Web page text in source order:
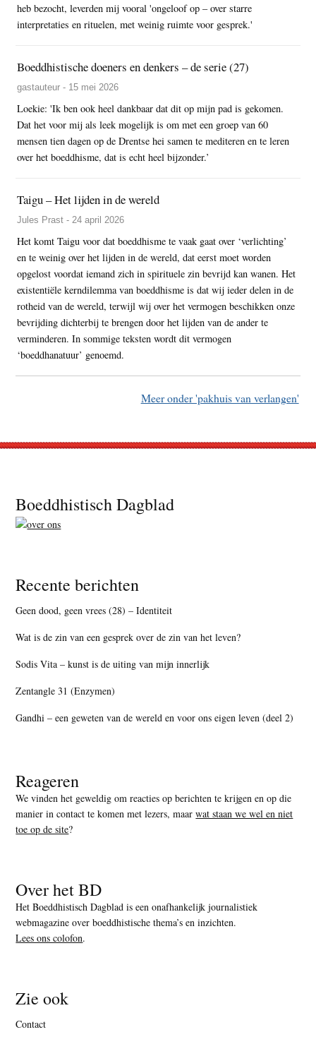
heb bezocht, leverden mij vooral 'ongeloof op – over starre
interpretaties en rituelen, met weinig ruimte voor gesprek.'
Boeddhistische doeners en denkers – de serie (27)
gastauteur - 15 mei 2026
Loekie: 'Ik ben ook heel dankbaar dat dit op mijn pad is gekomen.
Dat het voor mij als leek mogelijk is om met een groep van 60
mensen tien dagen op de Drentse hei samen te mediteren en te leren
over het boeddhisme, dat is echt heel bijzonder.’
Taigu – Het lijden in de wereld
Jules Prast - 24 april 2026
Het komt Taigu voor dat boeddhisme te vaak gaat over ‘verlichting’
en te weinig over het lijden in de wereld, dat eerst moet worden
opgelost voordat iemand zich in spirituele zin bevrijd kan wanen. Het
existentiële kerndilemma van boeddhisme is dat wij ieder delen in de
rotheid van de wereld, terwijl wij over het vermogen beschikken onze
bevrijding dichterbij te brengen door het lijden van de ander te
verminderen. In sommige teksten wordt dit vermogen
‘boeddhanatuur’ genoemd.
Meer onder 'pakhuis van verlangen'
Footer
Boeddhistisch Dagblad
Recente berichten
Geen dood, geen vrees (28) – Identiteit
Wat is de zin van een gesprek over de zin van het leven?
Sodis Vita – kunst is de uiting van mijn innerlijk
Zentangle 31 (Enzymen)
Gandhi – een geweten van de wereld en voor ons eigen leven (deel 2)
Reageren
We vinden het geweldig om reacties op berichten te krijgen en op die
manier in contact te komen met lezers, maarwat staan we wel en niet
toe op de site?
Over het BD
Het Boeddhistisch Dagblad is een onafhankelijk journalistiek
webmagazine over boeddhistische thema’s en inzichten.
Lees ons colofon.
Zie ook
Contact